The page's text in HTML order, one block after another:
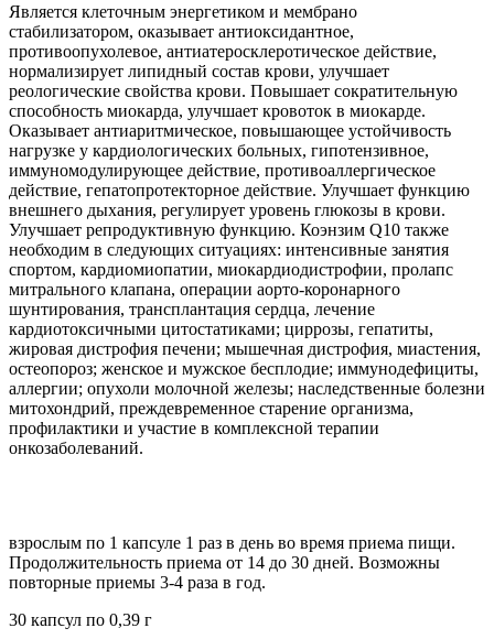
Является клеточным энергетиком и мембрано
стабилизатором, оказывает антиоксидантное,
противоопухолевое, антиатеросклеротическое действие,
нормализирует липидный состав крови, улучшает
реологические свойства крови. Повышает сократительную
способность миокарда, улучшает кровоток в миокарде.
Оказывает антиаритмическое, повышающее устойчивость
нагрузке у кардиологических больных, гипотензивное,
иммуномодулирующее действие, противоаллергическое
действие, гепатопротекторное действие. Улучшает функцию
внешнего дыхания, регулирует уровень глюкозы в крови.
Улучшает репродуктивную функцию. Коэнзим Q10 также
необходим в следующих ситуациях: интенсивные занятия
спортом, кардиомиопатии, миокардиодистрофии, пролапс
митрального клапана, операции аорто-коронарного
шунтирования, трансплантация сердца, лечение
кардиотоксичными цитостатиками; циррозы, гепатиты,
жировая дистрофия печени; мышечная дистрофия, миастения,
остеопороз; женское и мужское бесплодие; иммунодефициты,
аллергии; опухоли молочной железы; наследственные болезни
митохондрий, преждевременное старение организма,
профилактики и участие в комплексной терапии
онкозаболеваний.
взрослым по 1 капсуле 1 раз в день во время приема пищи.
Продолжительность приема от 14 до 30 дней. Возможны
повторные приемы 3-4 раза в год.
30 капсул по 0,39 г